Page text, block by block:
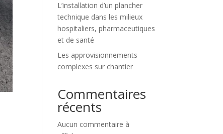
L’installation d’un plancher
technique dans les milieux
hospitaliers, pharmaceutiques
et de santé
Les approvisionnements
complexes sur chantier
Commentaires
récents
Aucun commentaire à